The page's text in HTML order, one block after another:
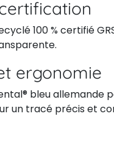
100 % certifié
ergonomie
bleu allemande
un tracé précis et